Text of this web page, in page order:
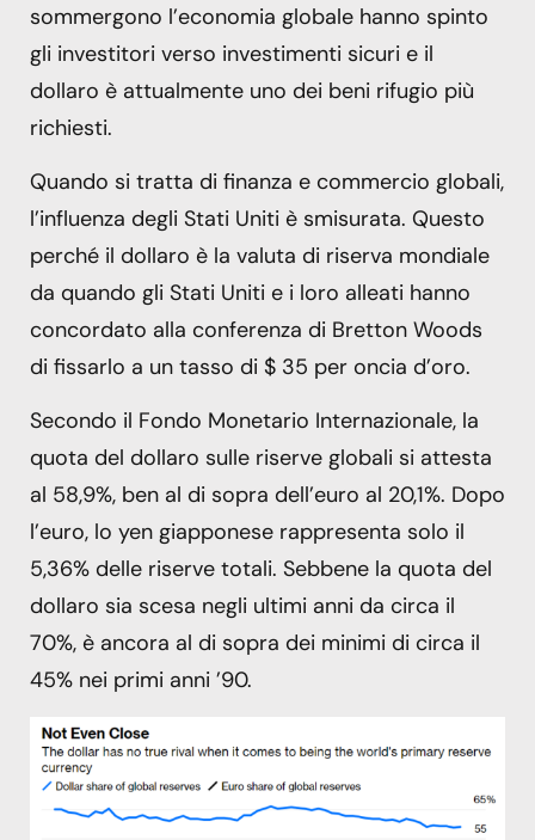
sommergono l’economia globale hanno spinto
gli investitori verso investimenti sicuri e il
dollaro è attualmente uno dei beni rifugio più
richiesti.
Quando si tratta di finanza e commercio globali,
l’influenza degli Stati Uniti è smisurata. Questo
perché il dollaro è la valuta di riserva mondiale
da quando gli Stati Uniti e i loro alleati hanno
concordato alla conferenza di Bretton Woods
di fissarlo a un tasso di $ 35 per oncia d’oro.
Secondo il Fondo Monetario Internazionale, la
quota del dollaro sulle riserve globali si attesta
al 58,9%, ben al di sopra dell’euro al 20,1%. Dopo
l’euro, lo yen giapponese rappresenta solo il
5,36% delle riserve totali. Sebbene la quota del
dollaro sia scesa negli ultimi anni da circa il
70%, è ancora al di sopra dei minimi di circa il
45% nei primi anni ’90.